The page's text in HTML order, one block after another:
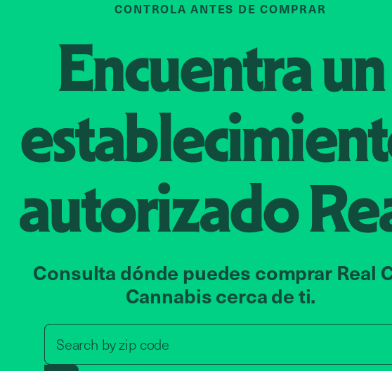
CONTROLA ANTES DE COMPRAR
Encuentra un
autorizado
Consulta dónde puedes comprar Real
Cannabis cerca de ti.
Search byzip code
Search by zip code, address, or